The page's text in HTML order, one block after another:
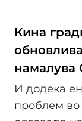
Кина
намалува
И додека
проблем